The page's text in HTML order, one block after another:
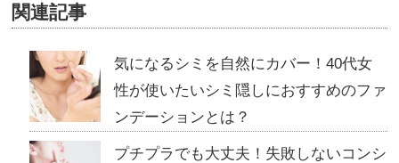
関連記事
気になるシミを自然にカバー！40代女
性が使いたいシミ隠しにおすすめのファ
ンデーションとは？
プチプラでも大丈夫！失敗しないコンシ